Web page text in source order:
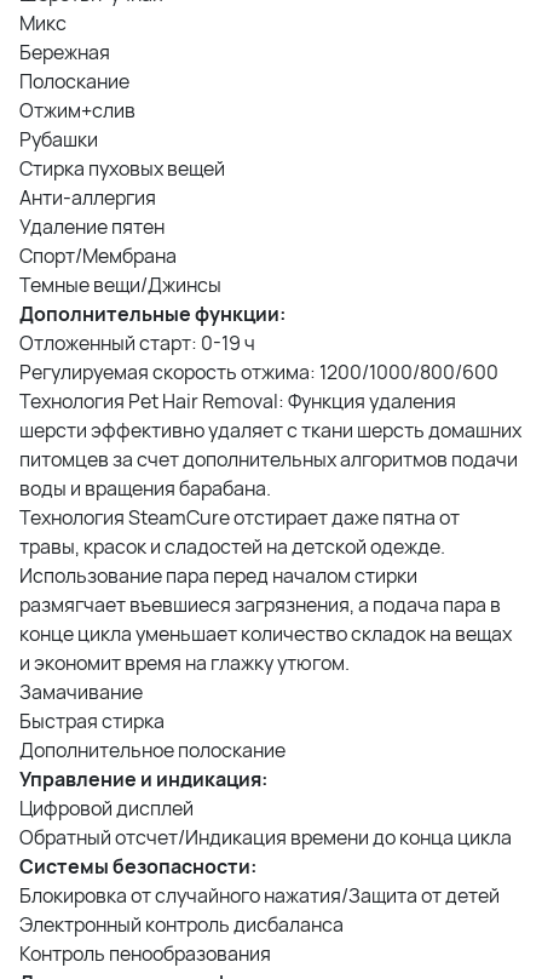
Микс
Бережная
Полоскание
Отжим+слив
Рубашки
Стирка пуховых вещей
Анти-аллергия
Удаление пятен
Спорт/Мембрана
Темные вещи/Джинсы
Дополнительные функции:
Отложенный старт: 0-19 ч
Регулируемая скорость отжима: 1200/1000/800/600
Технология Pet Hair Removal: Функция удаления
шерсти эффективно удаляет с ткани шерсть домашних
питомцев за счет дополнительных алгоритмов подачи
воды и вращения барабана.
Технология SteamCure отстирает даже пятна от
травы, красок и сладостей на детской одежде.
Использование пара перед началом стирки
размягчает въевшиеся загрязнения, а подача пара в
конце цикла уменьшает количество складок на вещах
и экономит время на глажку утюгом.
Замачивание
Быстрая стирка
Дополнительное полоскание
Управление и индикация:
Цифровой дисплей
Обратный отсчет/Индикация времени до конца цикла
Системы безопасности:
Блокировка от случайного нажатия/Защита от детей
Электронный контроль дисбаланса
Контроль пенообразования